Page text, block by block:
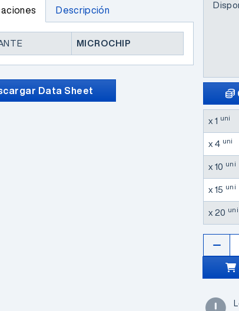
Descripción
MICROCHIP
Data Sheet
x 1 uni
x 4 uni
x 10 uni
x 15 uni
x 20 uni